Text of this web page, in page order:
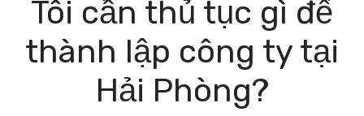
Tôi cần thủ tục gì để
thành lập công ty tại
Hải Phòng?